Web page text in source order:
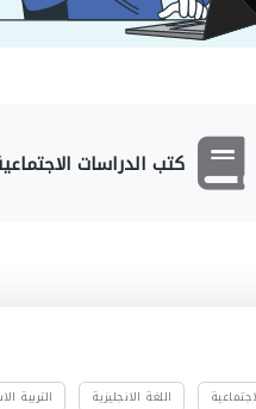
كتب الدراسات
اللغة الانجليزية التربية